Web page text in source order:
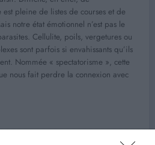
est pleine de listes de courses et de
notre état émotionnel n’est pas le
Cellulite, poils, vergetures ou
sont parfois si envahissants qu’ils
Nommée « spectatorisme », cette
nous fait perdre la connexion avec